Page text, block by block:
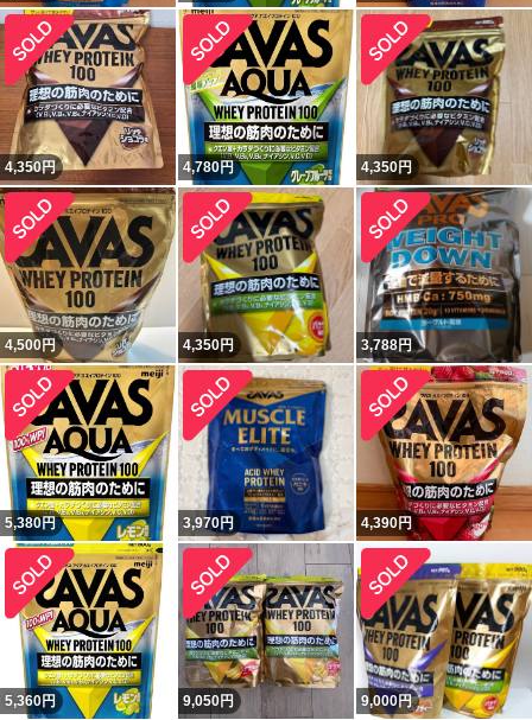
4,350円 4,780円 4,350円
4,500円 4,350円 3,788円
5,380円 3,970円 4,390円
5,360円 9,050円 9,000円